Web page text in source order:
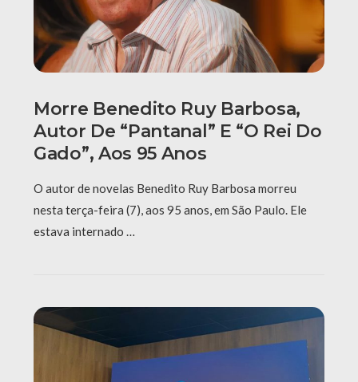
Morre Benedito Ruy Barbosa,
Autor De “Pantanal” E “O Rei Do
Gado”, Aos 95 Anos
O autor de novelas Benedito Ruy Barbosa morreu
nesta terça-feira (7), aos 95 anos, em São Paulo. Ele
estava internado …